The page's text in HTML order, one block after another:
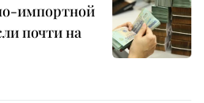
импортной
почти на